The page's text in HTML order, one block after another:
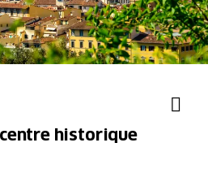
historique